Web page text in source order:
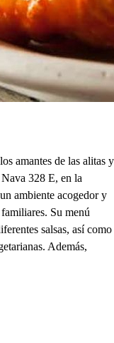
amantes de las alitas y
328 E, en la
ambiente acogedor y
Su menú
salsas, así como
Además,